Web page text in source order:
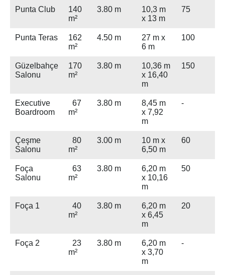
Punta Club
140
m²
3.80 m
10,3 m
x 13 m
75
Punta Teras
162
m²
4.50 m
27 m x
6 m
100
Güzelbahçe
Salonu
170
m²
3.80 m
10,36 m
x 16,40
m
150
Executive
Boardroom
67
m²
3.80 m
8,45 m
x 7,92
m
-
Çeşme
Salonu
80
m²
3.00 m
10 m x
6,50 m
60
Foça
Salonu
63
m²
3.80 m
6,20 m
x 10,16
m
50
Foça 1
40
m²
3.80 m
6,20 m
x 6,45
m
20
Foça 2
23
m²
3.80 m
6,20 m
x 3,70
m
-